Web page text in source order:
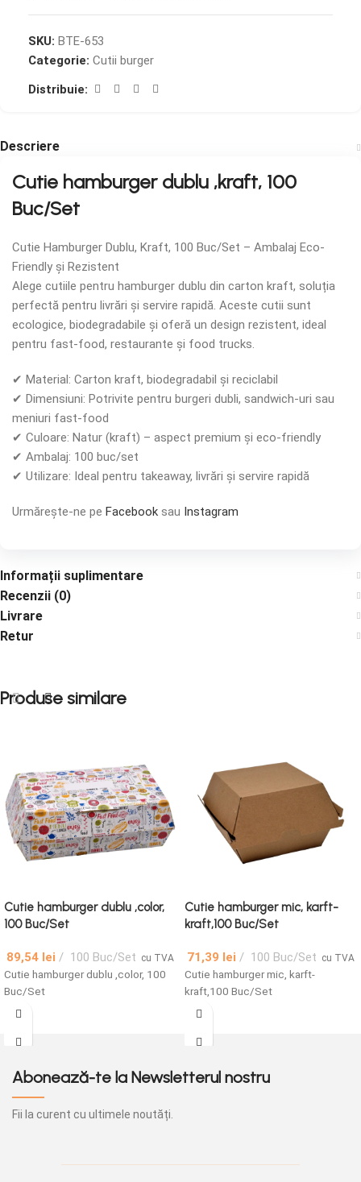
SKU: BTE-653
Categorie: Cutii burger
Distribuie:
Descriere
Cutie hamburger dublu ,kraft, 100
Buc/Set
Cutie Hamburger Dublu, Kraft, 100 Buc/Set – Ambalaj Eco-
Friendly și Rezistent
Alege cutiile pentru hamburger dublu din carton kraft, soluția
perfectă pentru livrări și servire rapidă. Aceste cutii sunt
ecologice, biodegradabile și oferă un design rezistent, ideal
pentru fast-food, restaurante și food trucks.
✔ Material: Carton kraft, biodegradabil și reciclabil
✔ Dimensiuni: Potrivite pentru burgeri dubli, sandwich-uri sau
meniuri fast-food
✔ Culoare: Natur (kraft) – aspect premium și eco-friendly
✔ Ambalaj: 100 buc/set
✔ Utilizare: Ideal pentru takeaway, livrări și servire rapidă
Urmărește-ne pe Facebook sau Instagram
Informații suplimentare
Recenzii (0)
Livrare
Retur
Produse similare
Cutie hamburger dublu ,color,
100 Buc/Set
89,54 lei 100 Buc/Set cu TVA
Cutie hamburger dublu ,color, 100
Buc/Set
Cutie hamburger mic, karft-
kraft,100 Buc/Set
71,39 lei 100 Buc/Set cu TVA
Cutie hamburger mic, karft-
kraft,100 Buc/Set
Abonează-te la Newsletterul nostru
Fii la curent cu ultimele noutăți.